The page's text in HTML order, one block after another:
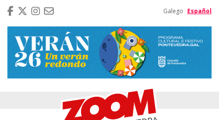
Galego Español